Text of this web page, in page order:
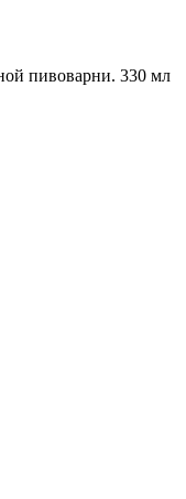
пивоварни. 330 мл